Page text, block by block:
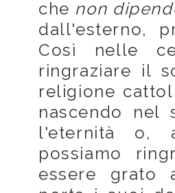
che non
dall'esterno,
Così nelle
ringraziare il
religione
nascendo
l'eternità o,
possiamo
essere